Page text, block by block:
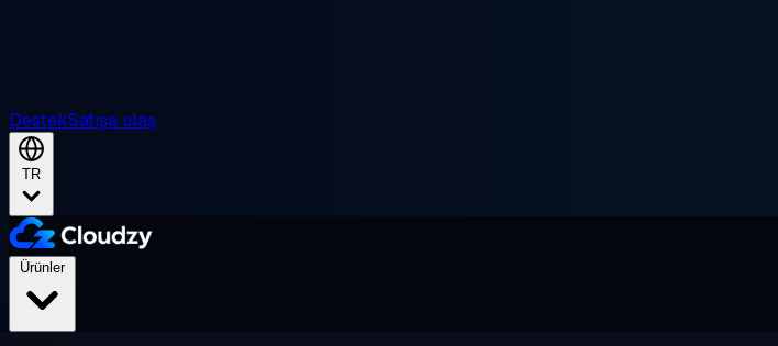
DestekSatışa ulaş
TR
Ürünler